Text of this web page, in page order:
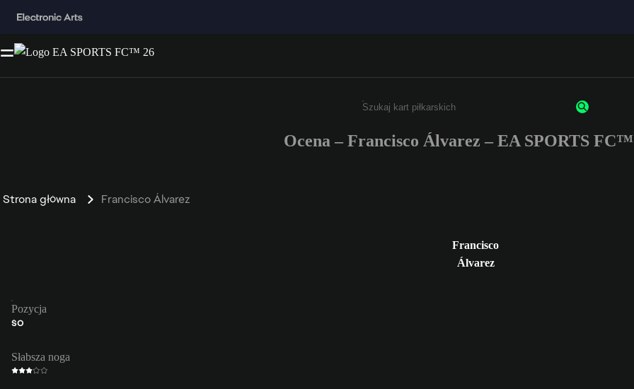
Wpisz co najmniej 3 znaki lub cyfry.
Ocena – Francisco Álvarez – EA SPORTS
Strona główna Francisco Álvarez
Francisco
Álvarez
Pozycja
ŚO
Słabsza noga